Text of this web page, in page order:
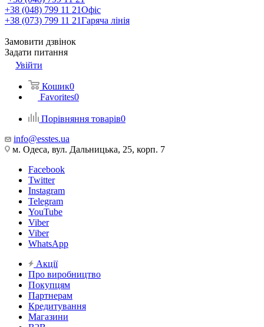
+38 (048) 799 11 21Офіс
+38 (073) 799 11 21Гаряча лінія
Замовити дзвінок
Задати питання
Увійти
Кошик0
Favorites0
Порівняння товарів0
info@esstes.ua
м. Одеса, вул. Дальницька, 25, корп. 7
Facebook
Twitter
Instagram
Telegram
YouTube
Viber
Viber
WhatsApp
Акції
Про виробництво
Покупцям
Партнерам
Кредитування
Магазини